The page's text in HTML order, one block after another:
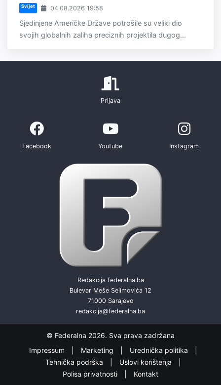
Svijet 04.08.2026 19:58
Sjedinjene Američke Države potrošile su veliki dio
svojih globalnih zaliha preciznih projektila dugog...
Prijava
Facebook Youtube Instagram
Redakcija federalna.ba
Bulevar Meše Selimovića 12
71000 Sarajevo
redakcija@federalna.ba
© Federalna 2026. Sva prava zadržana
Impressum
Marketing
Urednička politika
Tehnička podrška
Uslovi korištenja
Polisa privatnosti
Kontakt